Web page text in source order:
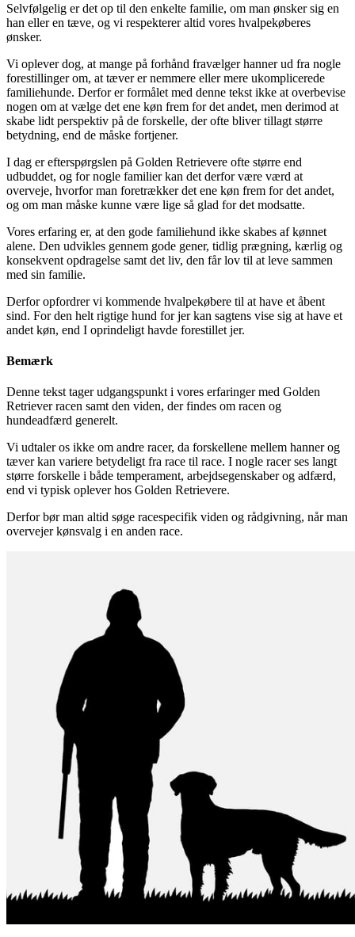
Selvfølgelig er det op til den enkelte familie, om man ønsker sig en
han eller en tæve, og vi respekterer altid vores hvalpekøberes
ønsker.
Vi oplever dog, at mange på forhånd fravælger hanner ud fra nogle
forestillinger om, at tæver er nemmere eller mere ukomplicerede
familiehunde. Derfor er formålet med denne tekst ikke at overbevise
nogen om at vælge det ene køn frem for det andet, men derimod at
skabe lidt perspektiv på de forskelle, der ofte bliver tillagt større
betydning, end de måske fortjener.
I dag er efterspørgslen på Golden Retrievere ofte større end
udbuddet, og for nogle familier kan det derfor være værd at
overveje, hvorfor man foretrækker det ene køn frem for det andet,
og om man måske kunne være lige så glad for det modsatte.
Vores erfaring er, at den gode familiehund ikke skabes af kønnet
alene. Den udvikles gennem gode gener, tidlig prægning, kærlig og
konsekvent opdragelse samt det liv, den får lov til at leve sammen
med sin familie.
Derfor opfordrer vi kommende hvalpekøbere til at have et åbent
sind. For den helt rigtige hund for jer kan sagtens vise sig at have et
andet køn, end I oprindeligt havde forestillet jer.
Bemærk
Denne tekst tager udgangspunkt i vores erfaringer med Golden
Retriever racen samt den viden, der findes om racen og
hundeadfærd generelt.
Vi udtaler os ikke om andre racer, da forskellene mellem hanner og
tæver kan variere betydeligt fra race til race. I nogle racer ses langt
større forskelle i både temperament, arbejdsegenskaber og adfærd,
end vi typisk oplever hos Golden Retrievere.
Derfor bør man altid søge racespecifik viden og rådgivning, når man
overvejer kønsvalg i en anden race.